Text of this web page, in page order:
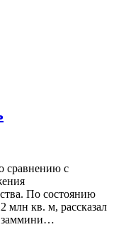
сравнению с
По состоянию
млн кв. м, рассказал
заммини…